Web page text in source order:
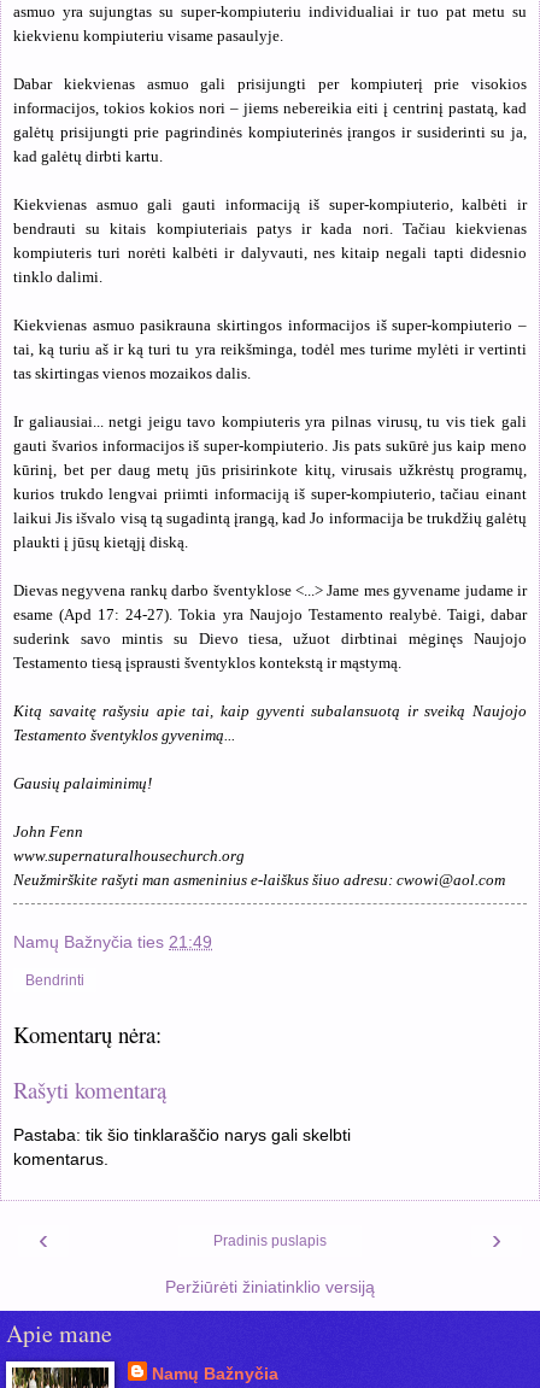
asmuo yra sujungtas su super-kompiuteriu individualiai ir tuo pat metu su
kiekvienu kompiuteriu visame pasaulyje.
Dabar kiekvienas asmuo gali prisijungti per kompiuterį prie visokios
informacijos, tokios kokios nori – jiems nebereikia eiti į centrinį pastatą, kad
galėtų prisijungti prie pagrindinės kompiuterinės įrangos ir susiderinti su ja,
kad galėtų dirbti kartu.
Kiekvienas asmuo gali gauti informaciją iš super-kompiuterio, kalbėti ir
bendrauti su kitais kompiuteriais patys ir kada nori. Tačiau kiekvienas
kompiuteris turi norėti kalbėti ir dalyvauti, nes kitaip negali tapti didesnio
tinklo dalimi.
Kiekvienas asmuo pasikrauna skirtingos informacijos iš super-kompiuterio –
tai, ką turiu aš ir ką turi tu yra reikšminga, todėl mes turime mylėti ir vertinti
tas skirtingas vienos mozaikos dalis.
Ir galiausiai... netgi jeigu tavo kompiuteris yra pilnas virusų, tu vis tiek gali
gauti švarios informacijos iš super-kompiuterio. Jis pats sukūrė jus kaip meno
kūrinį, bet per daug metų jūs prisirinkote kitų, virusais užkrėstų programų,
kurios trukdo lengvai priimti informaciją iš super-kompiuterio, tačiau einant
laikui Jis išvalo visą tą sugadintą įrangą, kad Jo informacija be trukdžių galėtų
plaukti į jūsų kietąjį diską.
Dievas negyvena rankų darbo šventyklose <...> Jame mes gyvename judame ir
esame (Apd 17: 24-27). Tokia yra Naujojo Testamento realybė. Taigi, dabar
suderink savo mintis su Dievo tiesa, užuot dirbtinai mėginęs Naujojo
Testamento tiesą įsprausti šventyklos kontekstą ir mąstymą.
Kitą savaitę rašysiu apie tai, kaip gyventi subalansuotą ir sveiką Naujojo
Testamento šventyklos gyvenimą...
Gausių palaiminimų!
John Fenn
www.supernaturalhousechurch.org
Neužmirškite rašyti man asmeninius e-laiškus šiuo adresu: cwowi@aol.com
Namų Bažnyčia ties 21:49
Bendrinti
Komentarų nėra:
Rašyti komentarą
Pastaba: tik šio tinklaraščio narys gali skelbti
komentarus.
‹ ›
Pradinis puslapis
Peržiūrėti žiniatinklio versiją
Apie mane
Namų Bažnyčia